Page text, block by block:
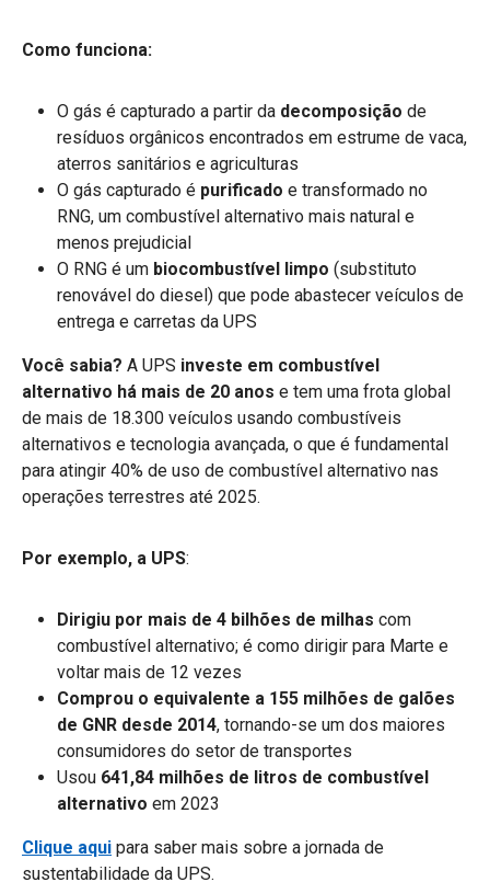
Como funciona:
O gás é capturado a partir da decomposição de
resíduos orgânicos encontrados em estrume de vaca,
aterros sanitários e agriculturas
O gás capturado é purificado e transformado no
RNG, um combustível alternativo mais natural e
menos prejudicial
O RNG é um biocombustível limpo (substituto
renovável do diesel) que pode abastecer veículos de
entrega e carretas da UPS
Você sabia? A UPS investe em combustível
alternativo há mais de 20 anos e tem uma frota global
de mais de 18.300 veículos usando combustíveis
alternativos e tecnologia avançada, o que é fundamental
para atingir 40% de uso de combustível alternativo nas
operações terrestres até 2025.
Por exemplo, a UPS:
Dirigiu por mais de 4 bilhões de milhas com
combustível alternativo; é como dirigir para Marte e
voltar mais de 12 vezes
Comprou o equivalente a 155 milhões de galões
de GNR desde 2014, tornando-se um dos maiores
consumidores do setor de transportes
Usou 641,84 milhões de litros de combustível
alternativo em 2023
Clique aqui para saber mais sobre a jornada de
sustentabilidade da UPS.